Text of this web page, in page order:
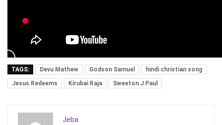
TAGS: Devu Mathew Godson Samuel
hindi christian song
Jesus Redeems
Kirubai Raja Sweeton J Paul
Jeba